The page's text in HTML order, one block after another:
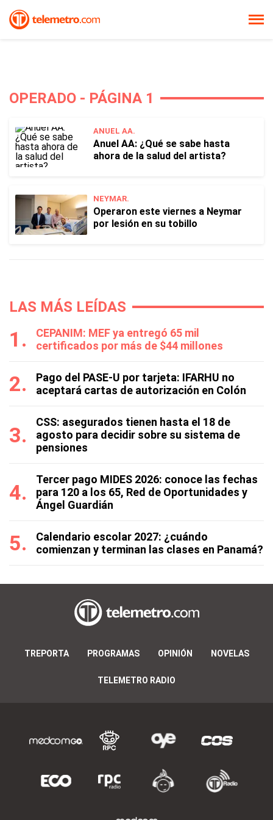
OPERADO - PÁGINA 1
ANUEL AA.
Anuel AA: ¿Qué se sabe hasta
ahora de la salud del artista?
NEYMAR.
Operaron este viernes a Neymar
por lesión en su tobillo
LAS MÁS LEÍDAS
CEPANIM: MEF ya entregó 65 mil
certificados por más de $44 millones
Pago del PASE-U por tarjeta: IFARHU no
aceptará cartas de autorización en Colón
CSS: asegurados tienen hasta el 18 de
agosto para decidir sobre su sistema de
pensiones
Tercer pago MIDES 2026: conoce las fechas
para 120 a los 65, Red de Oportunidades y
Ángel Guardián
Calendario escolar 2027: ¿cuándo
comienzan y terminan las clases en Panamá?
TREPORTA PROGRAMAS OPINIÓN NOVELAS
TELEMETRO RADIO